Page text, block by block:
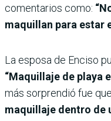
comentarios como:
maquillan para estar
La esposa de Enciso
“Maquillaje de playa
más sorprendió fue
maquillaje dentro de